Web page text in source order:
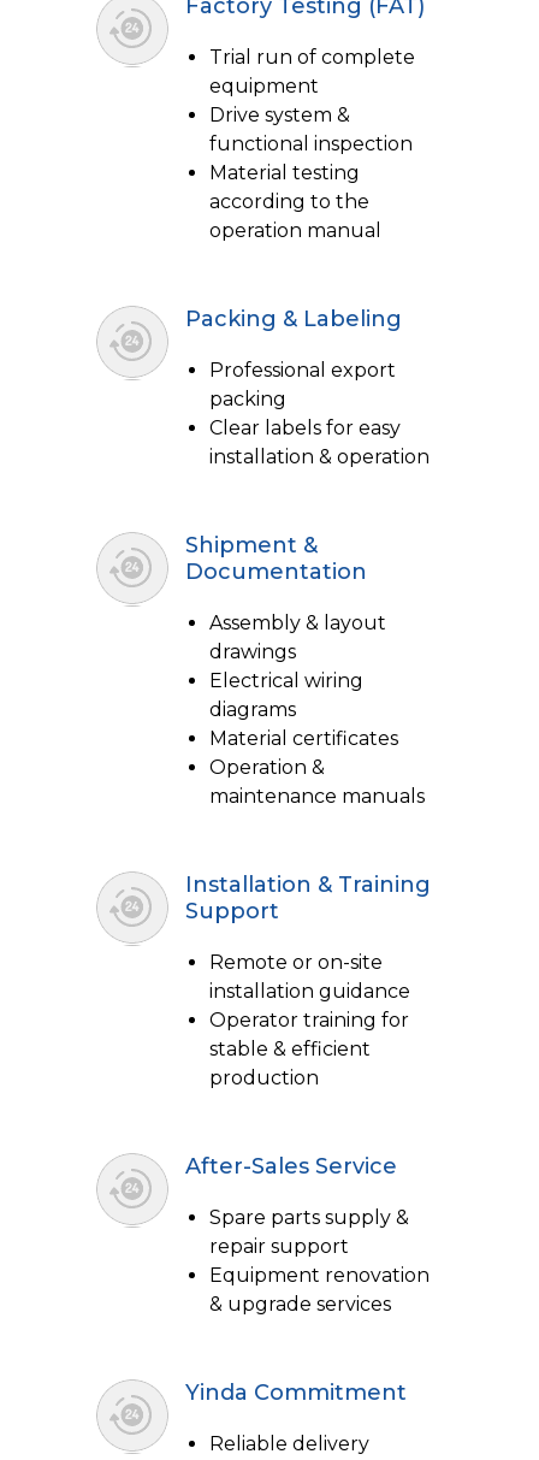
Factory Testing (FAT)
Trial run of complete
equipment
Drive system &
functional inspection
Material testing
according to the
operation manual
Packing & Labeling
Professional export
packing
Clear labels for easy
installation & operation
Shipment &
Documentation
Assembly & layout
drawings
Electrical wiring
diagrams
Material certificates
Operation &
maintenance manuals
Installation & Training
Support
Remote or on-site
installation guidance
Operator training for
stable & efficient
production
After-Sales Service
Spare parts supply &
repair support
Equipment renovation
& upgrade services
Yinda Commitment
Reliable delivery